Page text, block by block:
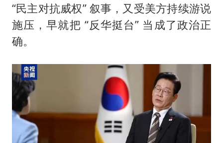
“民主对抗威权” 叙事，又受美方持续游说
施压，早就把 “反华挺台” 当成了政治正
确。